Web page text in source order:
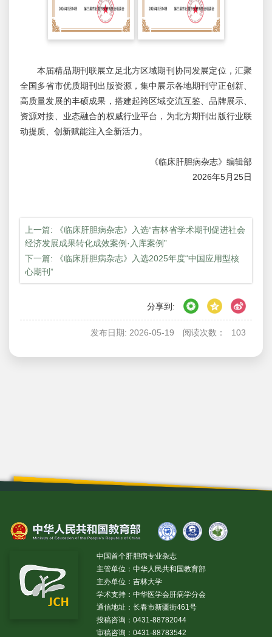
本届精品期刊联展立足北方区域期刊协同发展定位，汇聚
全国多省市优质期刊出版资源，集中展示各地期刊守正创新、
高质量发展的丰硕成果，搭建起跨区域交流互鉴、品牌展示、
资源对接、业态融合的权威行业平台，为北方期刊出版行业联
动提质、创新赋能注入全新活力。
《临床肝胆病杂志》编辑部
2026年5月25日
上一篇: 《临床肝胆病杂志》入选“吉林省学术期刊促进社会
经济发展成果转化成效案例·入库案例”
下一篇: 《临床肝胆病杂志》入选2025年度“中国应用型核
心期刊”
分享到:
发布日期: 2026-05-19 阅读次数： 103
中国首个肝胆病专业杂志
主管单位：中华人民共和国教育部
主办单位：吉林大学
学术支持：中华医学会肝病学分会
通信地址：长春市新疆街461号
投稿咨询：0431-88782044
审稿咨询：0431-88783542